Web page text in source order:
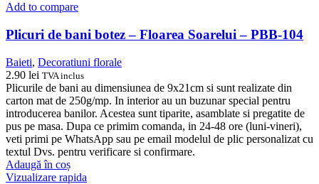
Add to compare
Plicuri de bani botez – Floarea Soarelui – PBB-104
Baieti, Decoratiuni florale
2.90 lei TVA inclus
Plicurile de bani au dimensiunea de 9x21cm si sunt realizate din
carton mat de 250g/mp. In interior au un buzunar special pentru
introducerea banilor. Acestea sunt tiparite, asamblate si pregatite de
pus pe masa. Dupa ce primim comanda, in 24-48 ore (luni-vineri),
veti primi pe WhatsApp sau pe email modelul de plic personalizat cu
textul Dvs. pentru verificare si confirmare.
Adaugă în coș
Vizualizare rapida